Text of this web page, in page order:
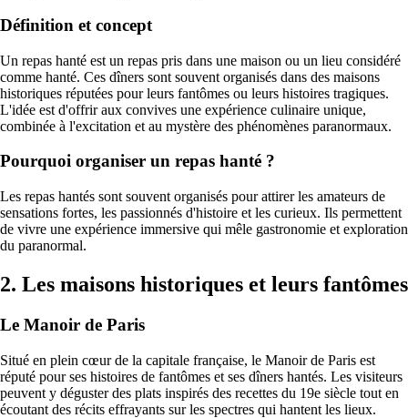
Définition et concept
Un repas hanté est un repas pris dans une maison ou un lieu considéré
comme hanté. Ces dîners sont souvent organisés dans des maisons
historiques réputées pour leurs fantômes ou leurs histoires tragiques.
L'idée est d'offrir aux convives une expérience culinaire unique,
combinée à l'excitation et au mystère des phénomènes paranormaux.
Pourquoi organiser un repas hanté ?
Les repas hantés sont souvent organisés pour attirer les amateurs de
sensations fortes, les passionnés d'histoire et les curieux. Ils permettent
de vivre une expérience immersive qui mêle gastronomie et exploration
du paranormal.
2. Les maisons historiques et leurs fantômes
Le Manoir de Paris
Situé en plein cœur de la capitale française, le Manoir de Paris est
réputé pour ses histoires de fantômes et ses dîners hantés. Les visiteurs
peuvent y déguster des plats inspirés des recettes du 19e siècle tout en
écoutant des récits effrayants sur les spectres qui hantent les lieux.